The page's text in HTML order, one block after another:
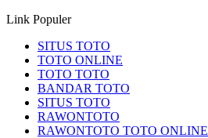
Link Populer
SITUS TOTO
TOTO ONLINE
TOTO TOTO
BANDAR TOTO
SITUS TOTO
RAWONTOTO
RAWONTOTO TOTO ONLINE